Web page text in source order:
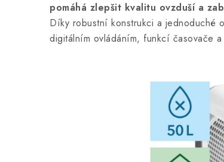
pomáhá zlepšit kvalitu ovzduší a
Díky robustní konstrukci a jednoduché
digitálním ovládáním, funkcí časovače